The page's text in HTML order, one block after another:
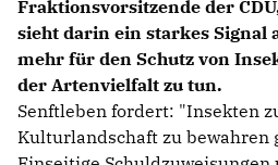
Fraktionsvorsitzende der
sieht darin ein starkes Signal
mehr für den Schutz von
der Artenvielfalt zu tun.
Senftleben fordert: "Insekten
Kulturlandschaft zu bewahren